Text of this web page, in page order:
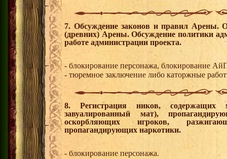
7. Обсуждение законов и правил Арены.
(древних) Арены. Обсуждение политики
работе администрации проекта.
- блокирование персонажа, блокирование
- тюремное заключение либо каторжные
8. Регистрация ников, содержащих
завуалированный мат),
оскорбляющих игроков,
пропагандирующих наркотики.
- блокирование персонажа.